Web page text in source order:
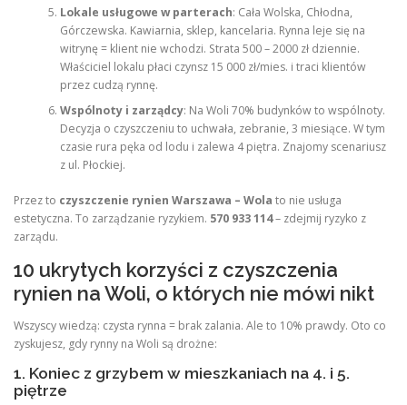
Lokale usługowe w parterach: Cała Wolska, Chłodna,
Górczewska. Kawiarnia, sklep, kancelaria. Rynna leje się na
witrynę = klient nie wchodzi. Strata 500 – 2000 zł dziennie.
Właściciel lokalu płaci czynsz 15 000 zł/mies. i traci klientów
przez cudzą rynnę.
Wspólnoty i zarządcy: Na Woli 70% budynków to wspólnoty.
Decyzja o czyszczeniu to uchwała, zebranie, 3 miesiące. W tym
czasie rura pęka od lodu i zalewa 4 piętra. Znajomy scenariusz
z ul. Płockiej.
Przez to czyszczenie rynien Warszawa – Wola to nie usługa
estetyczna. To zarządzanie ryzykiem. 570 933 114– zdejmij ryzyko z
zarządu.
10 ukrytych korzyści z czyszczenia
rynien na Woli, o których nie mówi nikt
Wszyscy wiedzą: czysta rynna = brak zalania. Ale to 10% prawdy. Oto co
zyskujesz, gdy rynny na Woli są drożne:
1. Koniec z grzybem w mieszkaniach na 4. i 5.
piętrze